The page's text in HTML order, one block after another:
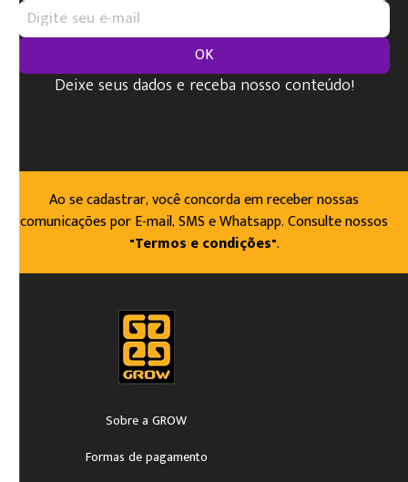
OK
Deixe seus dados e receba nosso conteúdo!
Ao se cadastrar, você concorda em receber nossas
comunicações por E-mail, SMS e Whatsapp. Consulte nossos
"Termos e condições".
Sobre a GROW
Formas de pagamento